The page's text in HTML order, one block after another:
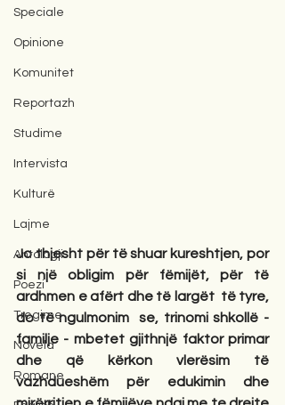
Speciale
Opinione
Komunitet
Reportazh
Studime
Intervista
Kulturë
Lajme
Antologji
Poezi
Tregime
Novela
Romane
Jo thjesht për të shuar kureshtjen, por
si një obligim për fëmijët, për të
ardhmen e afërt dhe të largët  të tyre,
do të ngulmonim  se, trinomi shkollë -
familje - mbetet gjithnjë faktor primar
dhe që kërkon vlerësim të
vazhdueshëm për edukimin dhe